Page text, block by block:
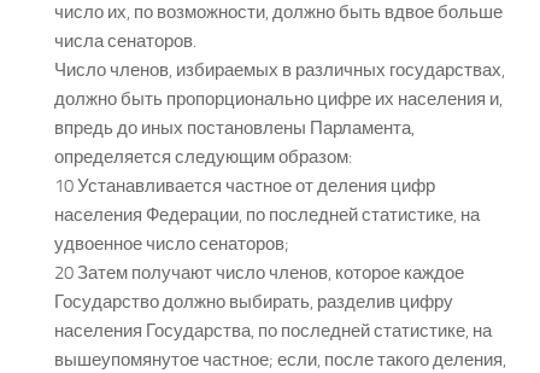
число их, по возможности, должно быть вдвое больше
числа сенаторов.
Число членов, избираемых в различных государствах,
должно быть пропорционально цифре их населения и,
впредь до иных постановлены Парламента,
определяется следующим образом:
10 Устанавливается частное от деления цифр
населения Федерации, по последней статистике, на
удвоенное число сенаторов;
20 Затем получают число членов, которое каждое
Государство должно выбирать, разделив цифру
населения Государства, по последней статистике, на
вышеупомянутое частное; если, после такого деления,